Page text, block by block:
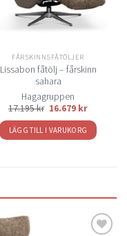
FÅRSKINNSFÅTÖLJER
Lissabon fåtölj – fårskinn
sahara
Hagagruppen
17.195kr 16.679 kr
LÄGG TILL I VARUKORG